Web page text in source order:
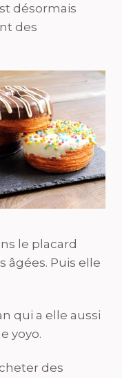
désormais
des
le placard
âgées. Puis elle
qui a elle aussi
yoyo.
des